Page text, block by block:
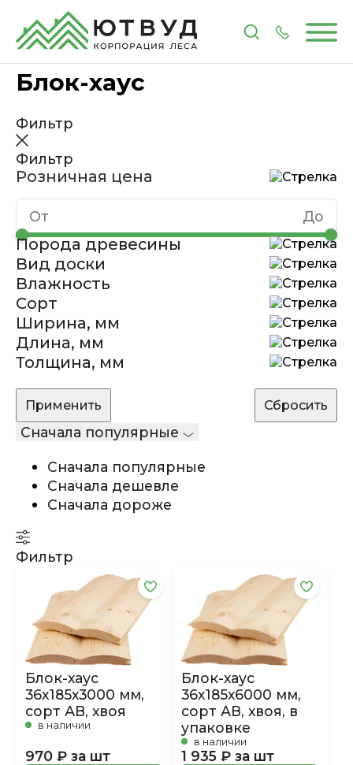
ГлавнаяКаталогПиломатериалыБлок-хаус
Блок-хаус
Фильтр
Фильтр
Розничная цена
Порода древесины
Вид доски
Влажность
Сорт
Ширина, мм
Длина, мм
Толщина, мм
Сначала популярные
Сначала популярные
Сначала дешевле
Сначала дороже
Фильтр
Блок-хаус
36х185х3000 мм,
сорт АВ, хвоя
в наличии
970 ₽ за шт
Блок-хаус
36х185х6000 мм,
сорт АВ, хвоя, в
упаковке
в наличии
1 935 ₽ за шт